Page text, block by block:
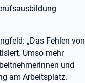
„Das Fehlen von
Umso mehr
und
am Arbeitsplatz.